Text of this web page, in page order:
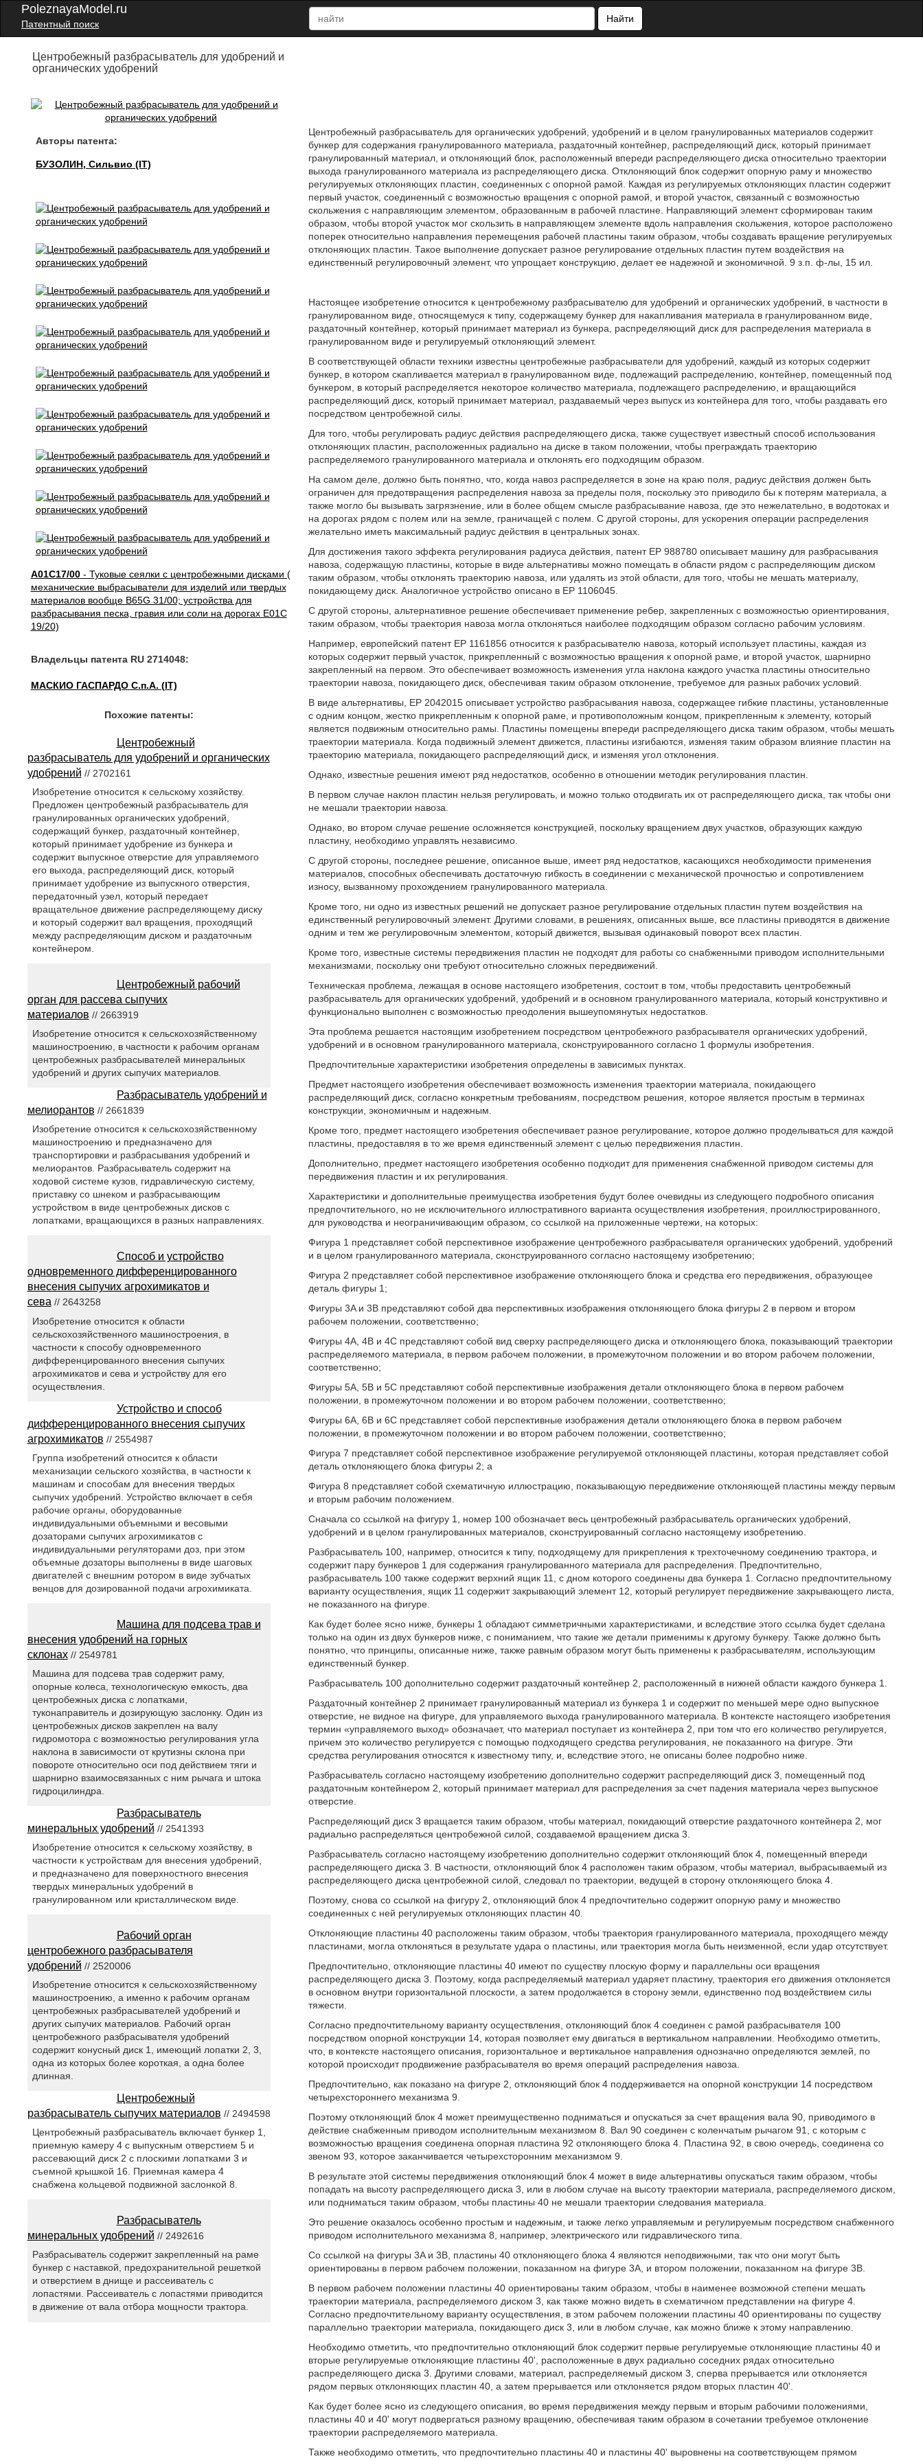
PoleznayaModel.ru
Патентный поиск
Найти
Центробежный разбрасыватель для удобрений и
органических удобрений
Авторы патента:
БУЗОЛИН, Сильвио (IT)
A01C17/00- Туковые сеялки с центробежными дисками (
механические выбрасыватели для изделий или твердых
материалов вообще B65G 31/00; устройства для
разбрасывания песка, гравия или соли на дорогах E01C
19/20)
Владельцы патента RU 2714048:
МАСКИО ГАСПАРДО С.п.А. (IT)
Центробежный разбрасыватель для органических удобрений, удобрений и в целом гранулированных материалов содержит
бункер для содержания гранулированного материала, раздаточный контейнер, распределяющий диск, который принимает
гранулированный материал, и отклоняющий блок, расположенный впереди распределяющего диска относительно траектории
выхода гранулированного материала из распределяющего диска. Отклоняющий блок содержит опорную раму и множество
регулируемых отклоняющих пластин, соединенных с опорной рамой. Каждая из регулируемых отклоняющих пластин содержит
первый участок, соединенный с возможностью вращения с опорной рамой, и второй участок, связанный с возможностью
скольжения с направляющим элементом, образованным в рабочей пластине. Направляющий элемент сформирован таким
образом, чтобы второй участок мог скользить в направляющем элементе вдоль направления скольжения, которое расположено
поперек относительно направления перемещения рабочей пластины таким образом, чтобы создавать вращение регулируемых
отклоняющих пластин. Такое выполнение допускает разное регулирование отдельных пластин путем воздействия на
единственный регулировочный элемент, что упрощает конструкцию, делает ее надежной и экономичной. 9 з.п. ф-лы, 15 ил.
Настоящее изобретение относится к центробежному разбрасывателю для удобрений и органических удобрений, в частности в
гранулированном виде, относящемуся к типу, содержащему бункер для накапливания материала в гранулированном виде,
раздаточный контейнер, который принимает материал из бункера, распределяющий диск для распределения материала в
гранулированном виде и регулируемый отклоняющий элемент.
В соответствующей области техники известны центробежные разбрасыватели для удобрений, каждый из которых содержит
бункер, в котором скапливается материал в гранулированном виде, подлежащий распределению, контейнер, помещенный под
бункером, в который распределяется некоторое количество материала, подлежащего распределению, и вращающийся
распределяющий диск, который принимает материал, раздаваемый через выпуск из контейнера для того, чтобы раздавать его
посредством центробежной силы.
Для того, чтобы регулировать радиус действия распределяющего диска, также существует известный способ использования
отклоняющих пластин, расположенных радиально на диске в таком положении, чтобы преграждать траекторию
распределяемого гранулированного материала и отклонять его подходящим образом.
На самом деле, должно быть понятно, что, когда навоз распределяется в зоне на краю поля, радиус действия должен быть
ограничен для предотвращения распределения навоза за пределы поля, поскольку это приводило бы к потерям материала, а
также могло бы вызывать загрязнение, или в более общем смысле разбрасывание навоза, где это нежелательно, в водотоках и
на дорогах рядом с полем или на земле, граничащей с полем. С другой стороны, для ускорения операции распределения
желательно иметь максимальный радиус действия в центральных зонах.
Для достижения такого эффекта регулирования радиуса действия, патент EP 988780 описывает машину для разбрасывания
навоза, содержащую пластины, которые в виде альтернативы можно помещать в области рядом с распределяющим диском
таким образом, чтобы отклонять траекторию навоза, или удалять из этой области, для того, чтобы не мешать материалу,
покидающему диск. Аналогичное устройство описано в EP 1106045.
С другой стороны, альтернативное решение обеспечивает применение ребер, закрепленных с возможностью ориентирования,
таким образом, чтобы траектория навоза могла отклоняться наиболее подходящим образом согласно рабочим условиям.
Например, европейский патент EP 1161856 относится к разбрасывателю навоза, который использует пластины, каждая из
которых содержит первый участок, прикрепленный с возможностью вращения к опорной раме, и второй участок, шарнирно
закрепленный на первом. Это обеспечивает возможность изменения угла наклона каждого участка пластины относительно
траектории навоза, покидающего диск, обеспечивая таким образом отклонение, требуемое для разных рабочих условий.
В виде альтернативы, EP 2042015 описывает устройство разбрасывания навоза, содержащее гибкие пластины, установленные
с одним концом, жестко прикрепленным к опорной раме, и противоположным концом, прикрепленным к элементу, который
является подвижным относительно рамы. Пластины помещены впереди распределяющего диска таким образом, чтобы мешать
траектории материала. Когда подвижный элемент движется, пластины изгибаются, изменяя таким образом влияние пластин на
траекторию материала, покидающего распределяющий диск, и изменяя угол отклонения.
Однако, известные решения имеют ряд недостатков, особенно в отношении методик регулирования пластин.
В первом случае наклон пластин нельзя регулировать, и можно только отодвигать их от распределяющего диска, так чтобы они
не мешали траектории навоза.
Однако, во втором случае решение осложняется конструкцией, поскольку вращением двух участков, образующих каждую
пластину, необходимо управлять независимо.
С другой стороны, последнее решение, описанное выше, имеет ряд недостатков, касающихся необходимости применения
материалов, способных обеспечивать достаточную гибкость в соединении с механической прочностью и сопротивлением
износу, вызванному прохождением гранулированного материала.
Кроме того, ни одно из известных решений не допускает разное регулирование отдельных пластин путем воздействия на
единственный регулировочный элемент. Другими словами, в решениях, описанных выше, все пластины приводятся в движение
одним и тем же регулировочным элементом, который движется, вызывая одинаковый поворот всех пластин.
Кроме того, известные системы передвижения пластин не подходят для работы со снабженными приводом исполнительными
механизмами, поскольку они требуют относительно сложных передвижений.
Техническая проблема, лежащая в основе настоящего изобретения, состоит в том, чтобы предоставить центробежный
разбрасыватель для органических удобрений, удобрений и в основном гранулированного материала, который конструктивно и
функционально выполнен с возможностью преодоления вышеупомянутых недостатков.
Эта проблема решается настоящим изобретением посредством центробежного разбрасывателя органических удобрений,
удобрений и в основном гранулированного материала, сконструированного согласно 1 формулы изобретения.
Предпочтительные характеристики изобретения определены в зависимых пунктах.
Предмет настоящего изобретения обеспечивает возможность изменения траектории материала, покидающего
распределяющий диск, согласно конкретным требованиям, посредством решения, которое является простым в терминах
конструкции, экономичным и надежным.
Кроме того, предмет настоящего изобретения обеспечивает разное регулирование, которое должно проделываться для каждой
пластины, предоставляя в то же время единственный элемент с целью передвижения пластин.
Дополнительно, предмет настоящего изобретения особенно подходит для применения снабженной приводом системы для
передвижения пластин и их регулирования.
Характеристики и дополнительные преимущества изобретения будут более очевидны из следующего подробного описания
предпочтительного, но не исключительного иллюстративного варианта осуществления изобретения, проиллюстрированного,
для руководства и неограничивающим образом, со ссылкой на приложенные чертежи, на которых:
Фигура 1 представляет собой перспективное изображение центробежного разбрасывателя органических удобрений, удобрений
и в целом гранулированного материала, сконструированного согласно настоящему изобретению;
Фигура 2 представляет собой перспективное изображение отклоняющего блока и средства его передвижения, образующее
деталь фигуры 1;
Фигуры 3A и 3B представляют собой два перспективных изображения отклоняющего блока фигуры 2 в первом и втором
рабочем положении, соответственно;
Фигуры 4A, 4B и 4C представляют собой вид сверху распределяющего диска и отклоняющего блока, показывающий траектории
распределяемого материала, в первом рабочем положении, в промежуточном положении и во втором рабочем положении,
соответственно;
Фигуры 5A, 5B и 5C представляют собой перспективные изображения детали отклоняющего блока в первом рабочем
положении, в промежуточном положении и во втором рабочем положении, соответственно;
Фигуры 6A, 6B и 6C представляет собой перспективные изображения детали отклоняющего блока в первом рабочем
положении, в промежуточном положении и во втором рабочем положении, соответственно;
Фигура 7 представляет собой перспективное изображение регулируемой отклоняющей пластины, которая представляет собой
деталь отклоняющего блока фигуры 2; а
Фигура 8 представляет собой схематичную иллюстрацию, показывающую передвижение отклоняющей пластины между первым
и вторым рабочим положением.
Сначала со ссылкой на фигуру 1, номер 100 обозначает весь центробежный разбрасыватель органических удобрений,
удобрений и в целом гранулированных материалов, сконструированный согласно настоящему изобретению.
Разбрасыватель 100, например, относится к типу, подходящему для прикрепления к трехточечному соединению трактора, и
содержит пару бункеров 1 для содержания гранулированного материала для распределения. Предпочтительно,
разбрасыватель 100 также содержит верхний ящик 11, с дном которого соединены два бункера 1. Согласно предпочтительному
варианту осуществления, ящик 11 содержит закрывающий элемент 12, который регулирует передвижение закрывающего листа,
не показанного на фигуре.
Как будет более ясно ниже, бункеры 1 обладают симметричными характеристиками, и вследствие этого ссылка будет сделана
только на один из двух бункеров ниже, с пониманием, что такие же детали применимы к другому бункеру. Также должно быть
понятно, что принципы, описанные ниже, также равным образом могут быть применены к разбрасывателям, использующим
единственный бункер.
Разбрасыватель 100 дополнительно содержит раздаточный контейнер 2, расположенный в нижней области каждого бункера 1.
Раздаточный контейнер 2 принимает гранулированный материал из бункера 1 и содержит по меньшей мере одно выпускное
отверстие, не видное на фигуре, для управляемого выхода гранулированного материала. В контексте настоящего изобретения
термин «управляемого выход» обозначает, что материал поступает из контейнера 2, при том что его количество регулируется,
причем это количество регулируется с помощью подходящего средства регулирования, не показанного на фигуре. Эти
средства регулирования относятся к известному типу, и, вследствие этого, не описаны более подробно ниже.
Разбрасыватель согласно настоящему изобретению дополнительно содержит распределяющий диск 3, помещенный под
раздаточным контейнером 2, который принимает материал для распределения за счет падения материала через выпускное
отверстие.
Распределяющий диск 3 вращается таким образом, чтобы материал, покидающий отверстие раздаточного контейнера 2, мог
радиально распределяться центробежной силой, создаваемой вращением диска 3.
Разбрасыватель согласно настоящему изобретению дополнительно содержит отклоняющий блок 4, помещенный впереди
распределяющего диска 3. В частности, отклоняющий блок 4 расположен таким образом, чтобы материал, выбрасываемый из
распределяющего диска центробежной силой, следовал по траектории, ведущей в сторону отклоняющего блока 4.
Поэтому, снова со ссылкой на фигуру 2, отклоняющий блок 4 предпочтительно содержит опорную раму и множество
соединенных с ней регулируемых отклоняющих пластин 40.
Отклоняющие пластины 40 расположены таким образом, чтобы траектория гранулированного материала, проходящего между
пластинами, могла отклоняться в результате удара о пластины, или траектория могла быть неизменной, если удар отсутствует.
Предпочтительно, отклоняющие пластины 40 имеют по существу плоскую форму и параллельны оси вращения
распределяющего диска 3. Поэтому, когда распределяемый материал ударяет пластину, траектория его движения отклоняется
в основном внутри горизонтальной плоскости, а затем продолжается в сторону земли, единственно под воздействием силы
тяжести.
Согласно предпочтительному варианту осуществления, отклоняющий блок 4 соединен с рамой разбрасывателя 100
посредством опорной конструкции 14, которая позволяет ему двигаться в вертикальном направлении. Необходимо отметить,
что, в контексте настоящего описания, горизонтальное и вертикальное направления однозначно определяются землей, по
которой происходит продвижение разбрасывателя во время операций распределения навоза.
Предпочтительно, как показано на фигуре 2, отклоняющий блок 4 поддерживается на опорной конструкции 14 посредством
четырехстороннего механизма 9.
Поэтому отклоняющий блок 4 может преимущественно подниматься и опускаться за счет вращения вала 90, приводимого в
действие снабженным приводом исполнительным механизмом 8. Вал 90 соединен с коленчатым рычагом 91, с которым с
возможностью вращения соединена опорная пластина 92 отклоняющего блока 4. Пластина 92, в свою очередь, соединена со
звеном 93, которое заканчивается четырехсторонним механизмом 9.
В результате этой системы передвижения отклоняющий блок 4 может в виде альтернативы опускаться таким образом, чтобы
попадать на высоту распределяющего диска 3, или в любом случае на высоту траектории материала, распределяемого диском,
или подниматься таким образом, чтобы пластины 40 не мешали траектории следования материала.
Это решение оказалось особенно простым и надежным, и также легко управляемым и регулируемым посредством снабженного
приводом исполнительного механизма 8, например, электрического или гидравлического типа.
Со ссылкой на фигуры 3A и 3B, пластины 40 отклоняющего блока 4 являются неподвижными, так что они могут быть
ориентированы в первом рабочем положении, показанном на фигуре 3A, и втором положении, показанном на фигуре 3B.
В первом рабочем положении пластины 40 ориентированы таким образом, чтобы в наименее возможной степени мешать
траектории материала, распределяемого диском 3, как также можно видеть в схематичном представлении на фигуре 4.
Согласно предпочтительному варианту осуществления, в этом рабочем положении пластины 40 ориентированы по существу
параллельно траектории материала, покидающего диск 3, или в любом случае, как можно ближе к этому направлению.
Необходимо отметить, что предпочтительно отклоняющий блок содержит первые регулируемые отклоняющие пластины 40 и
вторые регулируемые отклоняющие пластины 40', расположенные в двух радиально соседних рядах относительно
распределяющего диска 3. Другими словами, материал, распределяемый диском 3, сперва прерывается или отклоняется
рядом первых отклоняющих пластин 40, а затем прерывается или отклоняется рядом вторых пластин 40ʹ.
Как будет более ясно из следующего описания, во время передвижения между первым и вторым рабочими положениями,
пластины 40 и 40ʹ могут подвергаться разному вращению, обеспечивая таким образом в сочетании требуемое отклонение
траектории распределяемого материала.
Также необходимо отметить, что предпочтительно пластины 40 и пластины 40ʹ выровнены на соответствующем прямом
Похожие патенты:
Центробежный
разбрасыватель для удобрений и органических
удобрений // 2702161
Изобретение относится к сельскому хозяйству.
Предложен центробежный разбрасыватель для
гранулированных органических удобрений,
содержащий бункер, раздаточный контейнер,
который принимает удобрение из бункера и
содержит выпускное отверстие для управляемого
его выхода, распределяющий диск, который
принимает удобрение из выпускного отверстия,
передаточный узел, который передает
вращательное движение распределяющему диску
и который содержит вал вращения, проходящий
между распределяющим диском и раздаточным
контейнером.
Центробежный рабочий
орган для рассева сыпучих
материалов // 2663919
Изобретение относится к сельскохозяйственному
машиностроению, в частности к рабочим органам
центробежных разбрасывателей минеральных
удобрений и других сыпучих материалов.
Разбрасыватель удобрений и
мелиорантов // 2661839
Изобретение относится к сельскохозяйственному
машиностроению и предназначено для
транспортировки и разбрасывания удобрений и
мелиорантов. Разбрасыватель содержит на
ходовой системе кузов, гидравлическую систему,
приставку со шнеком и разбрасывающим
устройством в виде центробежных дисков с
лопатками, вращающихся в разных направлениях.
Способ и устройство
одновременного дифференцированного
внесения сыпучих агрохимикатов и
сева// 2643258
Изобретение относится к области
сельскохозяйственного машиностроения, в
частности к способу одновременного
дифференцированного внесения сыпучих
агрохимикатов и сева и устройству для его
осуществления.
Устройство и способ
дифференцированного внесения сыпучих
агрохимикатов // 2554987
Группа изобретений относится к области
механизации сельского хозяйства, в частности к
машинам и способам для внесения твердых
сыпучих удобрений. Устройство включает в себя
рабочие органы, оборудованные
индивидуальными объемными и весовыми
дозаторами сыпучих агрохимикатов с
индивидуальными регуляторами доз, при этом
объемные дозаторы выполнены в виде шаговых
двигателей с внешним ротором в виде зубчатых
венцов для дозированной подачи агрохимиката.
Машина для подсева трав и
внесения удобрений на горных
склонах// 2549781
Машина для подсева трав содержит раму,
опорные колеса, технологическую емкость, два
центробежных диска с лопатками,
туконаправитель и дозирующую заслонку. Один из
центробежных дисков закреплен на валу
гидромотора c возможностью регулирования угла
наклона в зависимости от крутизны склона при
повороте относительно оси под действием тяги и
шарнирно взаимосвязанных с ним рычага и штока
гидроцилиндра.
Разбрасыватель
минеральных удобрений // 2541393
Изобретение относится к сельскому хозяйству, в
частности к устройствам для внесения удобрений,
и предназначено для поверхностного внесения
твердых минеральных удобрений в
гранулированном или кристаллическом виде.
Рабочий орган
центробежного разбрасывателя
удобрений // 2520006
Изобретение относится к сельскохозяйственному
машиностроению, а именно к рабочим органам
центробежных разбрасывателей удобрений и
других сыпучих материалов. Рабочий орган
центробежного разбрасывателя удобрений
содержит конусный диск 1, имеющий лопатки 2, 3,
одна из которых более короткая, а одна более
длинная.
Центробежный
разбрасыватель сыпучих материалов // 2494598
Центробежный разбрасыватель включает бункер 1,
приемную камеру 4 с выпускным отверстием 5 и
рассевающий диск 2 с плоскими лопатками 3 и
съемной крышкой 16. Приемная камера 4
снабжена кольцевой подвижной заслонкой 8.
Разбрасыватель
минеральных удобрений // 2492616
Разбрасыватель содержит закрепленный на раме
бункер с наставкой, предохранительной решеткой
и отверстием в днище и рассеиватель с
лопастями. Рассеиватель с лопастями приводится
в движение от вала отбора мощности трактора.